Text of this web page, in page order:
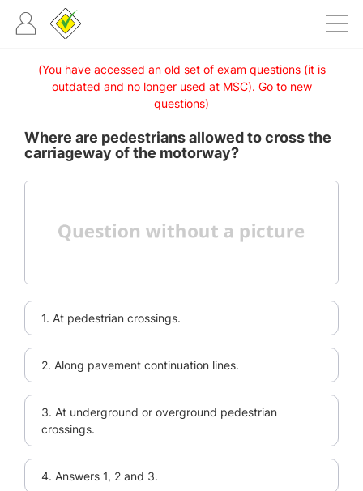
(You have accessed an old set of exam questions (it is
outdated and no longer used at MSC). Go to new
questions)
Where are pedestrians allowed to cross the
carriageway of the motorway?
1. At pedestrian crossings.
2. Along pavement continuation lines.
3. At underground or overground pedestrian
crossings.
4. Answers 1, 2 and 3.